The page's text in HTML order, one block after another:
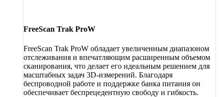
FreeScan Trak ProW
FreeScan Trak ProW обладает увеличенным диапазоном
отслеживания и впечатляющим расширенным объемом
сканирования, что делает его идеальным решением для
масштабных задач 3D-измерений. Благодаря
беспроводной работе и поддержке банка питания он
обеспечивает беспрецедентную свободу и гибкость.